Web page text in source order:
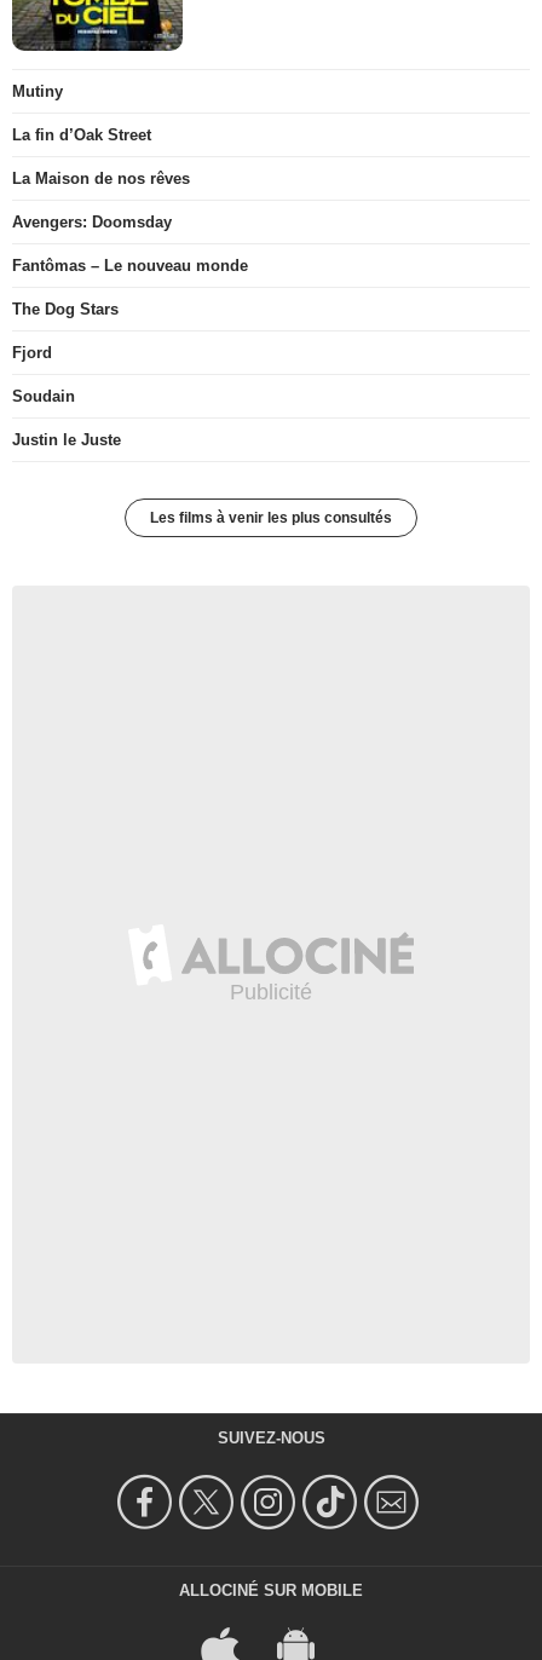
Mutiny
La fin d’Oak Street
La Maison de nos rêves
Avengers: Doomsday
Fantômas – Le nouveau monde
The Dog Stars
Fjord
Soudain
Justin le Juste
Les films à venir les plus consultés
SUIVEZ-NOUS
ALLOCINÉ SUR MOBILE